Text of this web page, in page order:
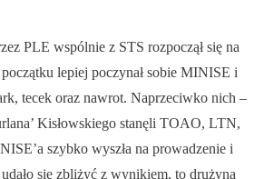
PLE wspólnie z STS rozpoczął się na
lepiej poczynał sobie MINISE i
tecek oraz nawrot. Naprzeciwko nich –
Kisłowskiego stanęli TOAO, LTN,
szybko wyszła na prowadzenie i
się zbliżyć z wynikiem, to drużyna